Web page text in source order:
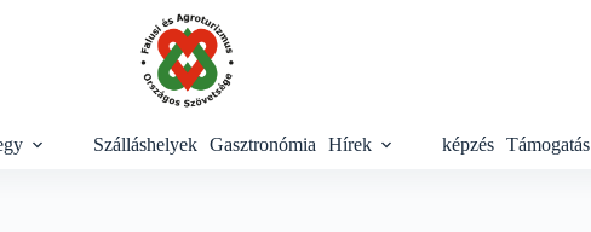
Szálláshelyek Gasztronómia Hírek képzés Támogatás